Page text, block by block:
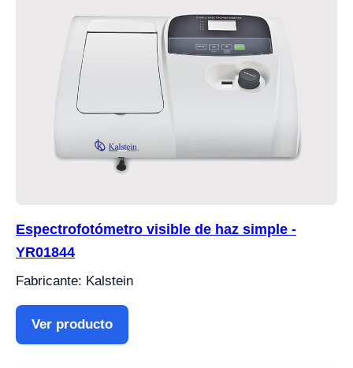
Espectrofotómetro visible de haz simple -
YR01844
Fabricante: Kalstein
Ver producto